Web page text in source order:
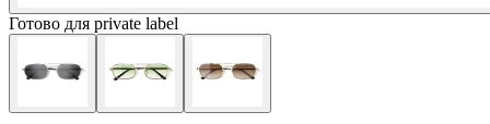
Готово для private label